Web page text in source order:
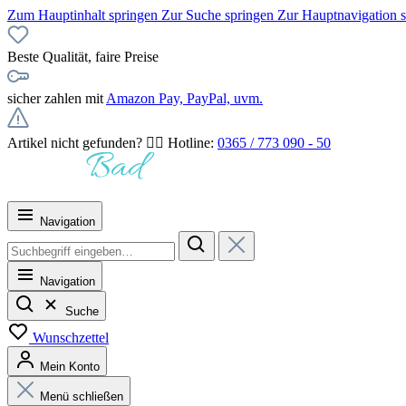
Zum Hauptinhalt springen Zur Suche springen Zur Hauptnavigation
Beste Qualität, faire Preise
sicher zahlen mit Amazon Pay, PayPal, uvm.
Artikel nicht gefunden? 👉🏻 Hotline: 0365 / 773 090 - 50
Navigation
Navigation
Suche
Wunschzettel
Mein Konto
Menü schließen